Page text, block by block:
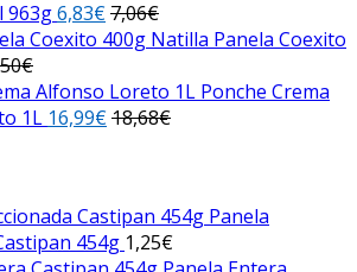
963g6,83€7,06€
Natilla Panela Coexito
€
Ponche Crema
1L 16,99€18,68€
Panela
454g 1,25€